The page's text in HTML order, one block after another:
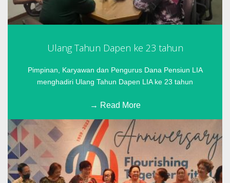
Ulang Tahun Dapen ke 23 tahun
Pimpinan, Karyawan dan Pengurus Dana Pensiun LIA
menghadiri Ulang Tahun Dapen LIA ke 23 tahun
Read More